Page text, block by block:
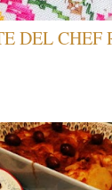
DEL CHEF